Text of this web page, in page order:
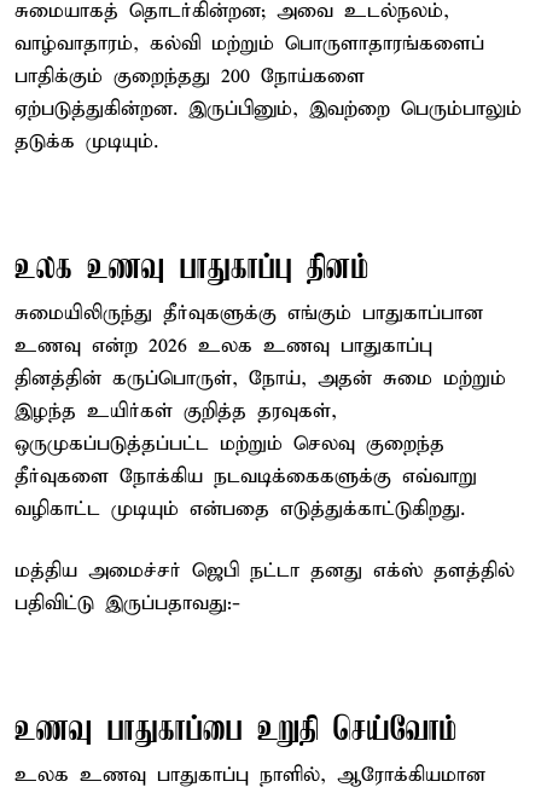
சுமையாகத் தொடர்கின்றன; அவை உடல்நலம்,
வாழ்வாதாரம், கல்வி மற்றும் பொருளாதாரங்களைப்
பாதிக்கும் குறைந்தது 200 நோய்களை
ஏற்படுத்துகின்றன. இருப்பினும், இவற்றை பெரும்பாலும்
தடுக்க முடியும்.
உலக உணவு பாதுகாப்பு தினம்
சுமையிலிருந்து தீர்வுகளுக்கு எங்கும் பாதுகாப்பான
உணவு என்ற 2026 உலக உணவு பாதுகாப்பு
தினத்தின் கருப்பொருள், நோய், அதன் சுமை மற்றும்
இழந்த உயிர்கள் குறித்த தரவுகள்,
ஒருமுகப்படுத்தப்பட்ட மற்றும் செலவு குறைந்த
தீர்வுகளை நோக்கிய நடவடிக்கைகளுக்கு எவ்வாறு
வழிகாட்ட முடியும் என்பதை எடுத்துக்காட்டுகிறது.
மத்திய அமைச்சர் ஜெபி நட்டா தனது எக்ஸ் தளத்தில்
பதிவிட்டு இருப்பதாவது:-
உணவு பாதுகாப்பை உறுதி செய்வோம்
உலக உணவு பாதுகாப்பு நாளில், ஆரோக்கியமான